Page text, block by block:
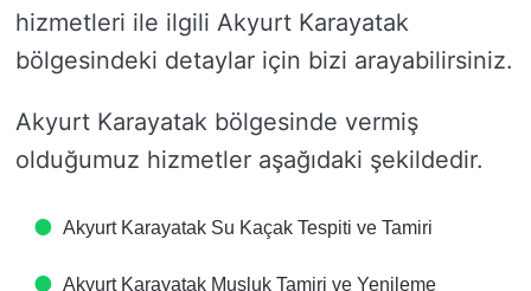
hizmetleri ile ilgili Akyurt Karayatak
bölgesindeki detaylar için bizi arayabilirsiniz.
Akyurt Karayatak bölgesinde vermiş
olduğumuz hizmetler aşağıdaki şekildedir.
Akyurt Karayatak Su Kaçak Tespiti ve Tamiri
Akyurt Karayatak Musluk Tamiri ve Yenileme